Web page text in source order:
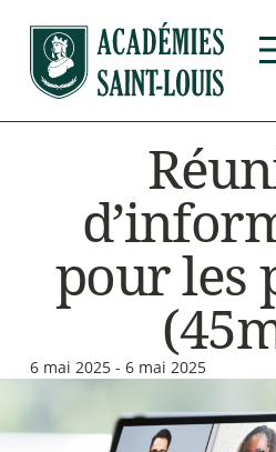
pour les
6 mai 2025 - 6 mai 2025